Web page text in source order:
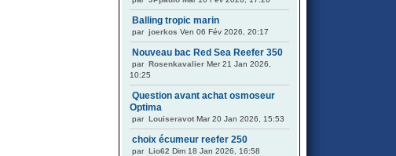
Balling tropic marin
par joerkos Ven 06 Fév 2026, 20:17
Nouveau bac Red Sea Reefer 350
par Rosenkavalier Mer 21 Jan 2026,
10:25
Question avant achat osmoseur
Optima
par Louiseravot Mar 20 Jan 2026, 15:53
choix écumeur reefer 250
par Lio62 Dim 18 Jan 2026, 16:58